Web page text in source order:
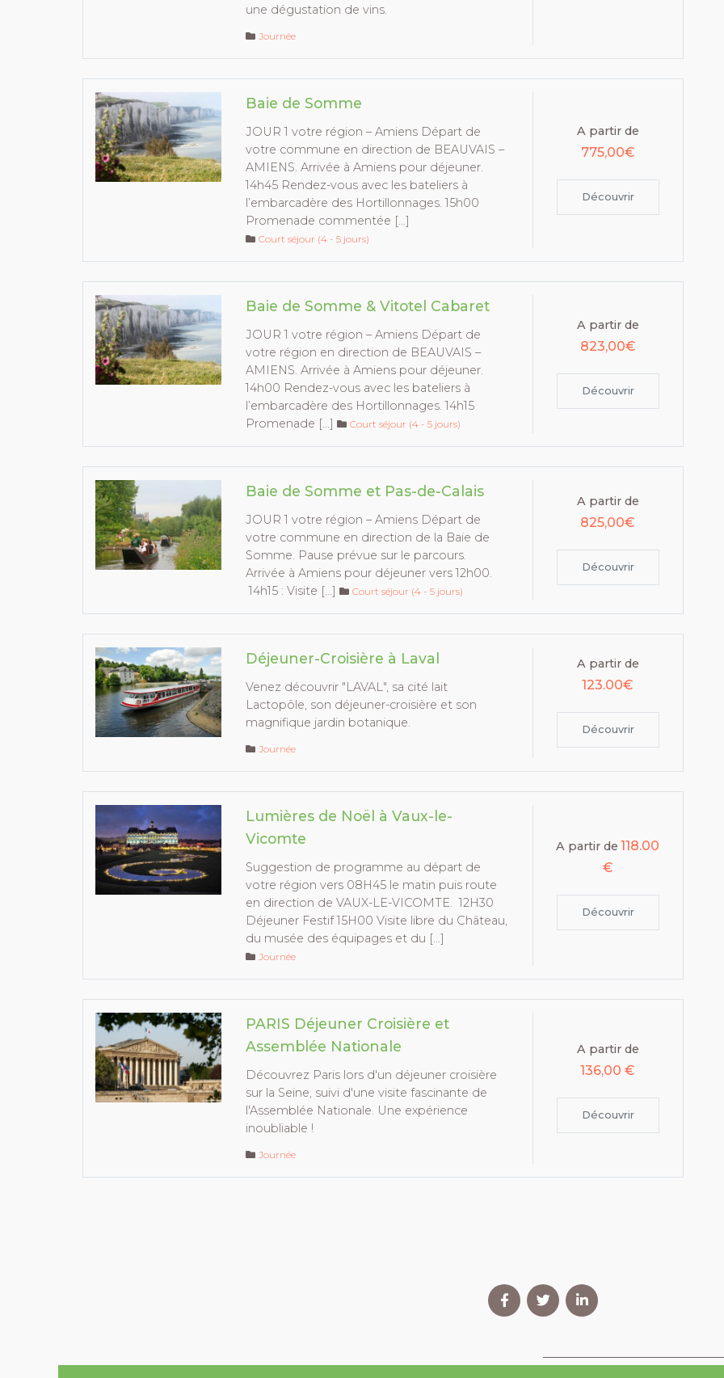
une dégustation de vins.
Journée
Baie de Somme
JOUR 1 votre région – Amiens Départ de
votre commune en direction de BEAUVAIS –
AMIENS. Arrivée à Amiens pour déjeuner.
14h45 Rendez-vous avec les bateliers à
l’embarcadère des Hortillonnages. 15h00
Promenade commentée […]
Court séjour (4 - 5 jours)
A partir de
775,00€
Découvrir
Baie de Somme & Vitotel Cabaret
JOUR 1 votre région – Amiens Départ de
votre région en direction de BEAUVAIS –
AMIENS. Arrivée à Amiens pour déjeuner.
14h00 Rendez-vous avec les bateliers à
l’embarcadère des Hortillonnages. 14h15
Promenade […]
Court séjour (4 - 5 jours)
A partir de
823,00€
Découvrir
Baie de Somme et Pas-de-Calais
JOUR 1 votre région – Amiens Départ de
votre commune en direction de la Baie de
Somme. Pause prévue sur le parcours.
Arrivée à Amiens pour déjeuner vers 12h00.
14h15 : Visite […]
Court séjour (4 - 5 jours)
A partir de
825,00€
Découvrir
Déjeuner-Croisière à Laval
Venez découvrir "LAVAL", sa cité lait
Lactopôle, son déjeuner-croisière et son
magnifique jardin botanique.
Journée
A partir de
123.00€
Découvrir
Lumières de Noël à Vaux-le-
Vicomte
Suggestion de programme au départ de
votre région vers 08H45 le matin puis route
en direction de VAUX-LE-VICOMTE. 12H30
Déjeuner Festif 15H00 Visite libre du Château,
du musée des équipages et du […]
Journée
A partir de 118.00
€
Découvrir
PARIS Déjeuner Croisière et
Assemblée Nationale
Découvrez Paris lors d'un déjeuner croisière
sur la Seine, suivi d'une visite fascinante de
l'Assemblée Nationale. Une expérience
inoubliable !
Journée
A partir de
136,00 €
Découvrir